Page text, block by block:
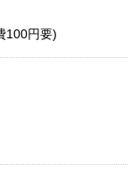
100円要)